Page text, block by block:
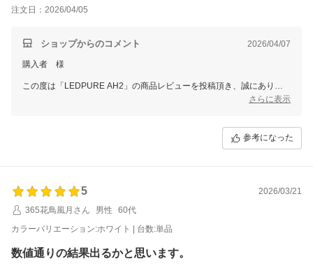
注文日：2026/04/05
ショップからのコメント 2026/04/07
購入者 様
この度は「LEDPURE AH2」の商品レビューを投稿頂き、誠にありが
商品ページには空気清浄効果の実験結果などもございます。
当店としても自信をもってお届けできる商品と思っております。
ます。
後ほどご注文時のメールアドレスへクーポン取得用URLをお送りいた
しますので
ぜひ次回のご注文時にご利用くださいませ。
スタッフ一同またのご利用をお待ち申し上げております。
ありがとうございました。
さらに表示
参考になった
5
2026/03/21
365花鳥風月さん
男性
60代
カラーバリエーション:ホワイト | 台数:単品
数値通りの結果出るかと思います。